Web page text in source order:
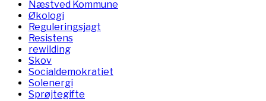
Næstved Kommune
Økologi
Reguleringsjagt
Resistens
rewilding
Skov
Socialdemokratiet
Solenergi
Sprøjtegifte